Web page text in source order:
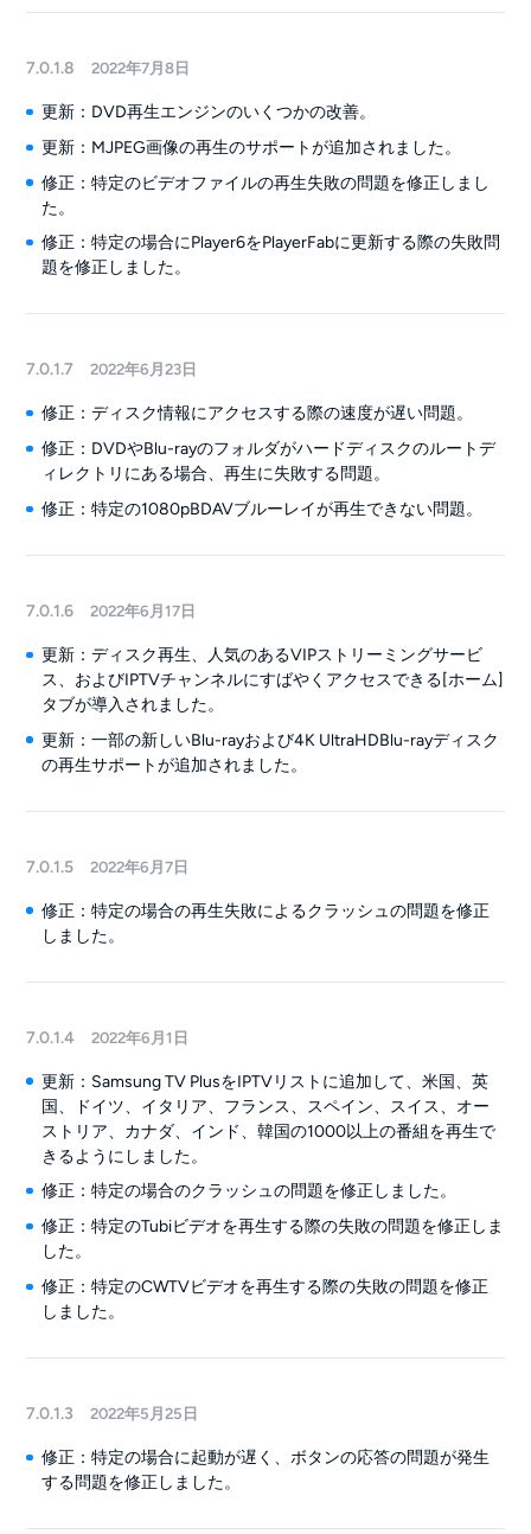
7.0.1.8 2022年7月8日
更新：DVD再生エンジンのいくつかの改善。
更新：MJPEG画像の再生のサポートが追加されました。
修正：特定のビデオファイルの再生失敗の問題を修正しまし
た。
修正：特定の場合にPlayer6をPlayerFabに更新する際の失敗問
題を修正しました。
7.0.1.7 2022年6月23日
修正：ディスク情報にアクセスする際の速度が遅い問題。
修正：DVDやBlu-rayのフォルダがハードディスクのルートデ
ィレクトリにある場合、再生に失敗する問題。
修正：特定の1080pBDAVブルーレイが再生できない問題。
7.0.1.6 2022年6月17日
更新：ディスク再生、人気のあるVIPストリーミングサービ
ス、およびIPTVチャンネルにすばやくアクセスできる[ホーム]
タブが導入されました。
更新：一部の新しいBlu-rayおよび4K UltraHDBlu-rayディスク
の再生サポートが追加されました。
7.0.1.5 2022年6月7日
修正：特定の場合の再生失敗によるクラッシュの問題を修正
しました。
7.0.1.4 2022年6月1日
更新：Samsung TV PlusをIPTVリストに追加して、米国、英
国、ドイツ、イタリア、フランス、スペイン、スイス、オー
ストリア、カナダ、インド、韓国の1000以上の番組を再生で
きるようにしました。
修正：特定の場合のクラッシュの問題を修正しました。
修正：特定のTubiビデオを再生する際の失敗の問題を修正しま
した。
修正：特定のCWTVビデオを再生する際の失敗の問題を修正
しました。
7.0.1.3 2022年5月25日
修正：特定の場合に起動が遅く、ボタンの応答の問題が発生
する問題を修正しました。